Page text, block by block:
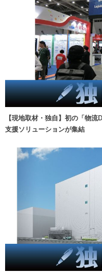
【現地取材・独自】初の「物
支援ソリューションが集結